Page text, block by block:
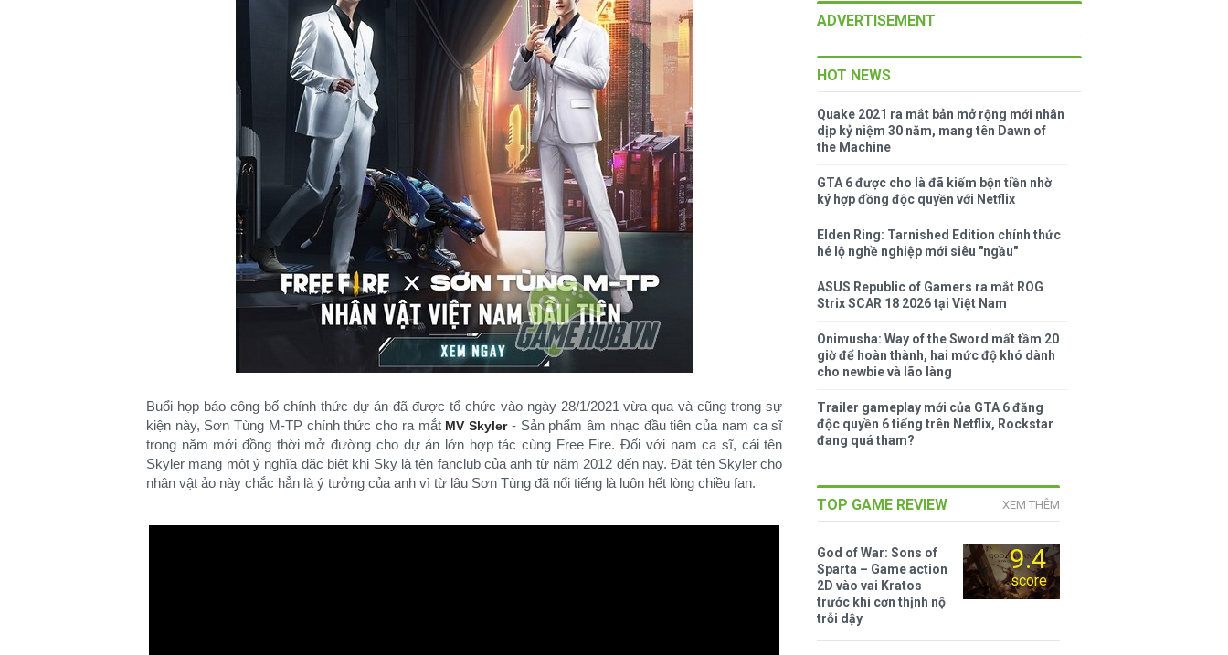
Buổi họp báo công bố chính thức dự án đã được tổ chức vào ngày 28/1/2021 vừa qua và cũng trong sự
kiện này, Sơn Tùng M-TP chính thức cho ra mắt MV Skyler- Sản phẩm âm nhạc đầu tiên của nam ca sĩ
trong năm mới đồng thời mở đường cho dự án lớn hợp tác cùng Free Fire. Đối với nam ca sĩ, cái tên
Skyler mang một ý nghĩa đặc biệt khi Sky là tên fanclub của anh từ năm 2012 đến nay. Đặt tên Skyler cho
nhân vật ảo này chắc hẳn là ý tưởng của anh vì từ lâu Sơn Tùng đã nổi tiếng là luôn hết lòng chiều fan.
ADVERTISEMENT
HOT NEWS
Quake 2021 ra mắt bản mở rộng mới nhân
dịp kỷ niệm 30 năm, mang tên Dawn of
the Machine
GTA 6 được cho là đã kiếm bộn tiền nhờ
ký hợp đồng độc quyền với Netflix
Elden Ring: Tarnished Edition chính thức
hé lộ nghề nghiệp mới siêu "ngầu"
ASUS Republic of Gamers ra mắt ROG
Strix SCAR 18 2026 tại Việt Nam
Onimusha: Way of the Sword mất tầm 20
giờ để hoàn thành, hai mức độ khó dành
cho newbie và lão làng
Trailer gameplay mới của GTA 6 đăng
độc quyền 6 tiếng trên Netflix, Rockstar
đang quá tham?
TOP GAME REVIEW XEM THÊM
9.4
score
God of War: Sons of
Sparta – Game action
2D vào vai Kratos
trước khi cơn thịnh nộ
trỗi dậy